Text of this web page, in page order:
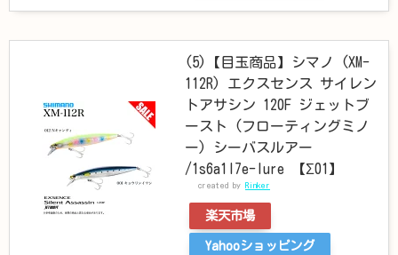
(5)【目玉商品】シマノ (XM-
112R) エクスセンス サイレン
トアサシン 120F ジェットブ
ースト (フローティングミノ
ー) シーバスルアー
/1s6a1l7e-lure 【Σ01】
created by Rinker
楽天市場
Yahooショッピング